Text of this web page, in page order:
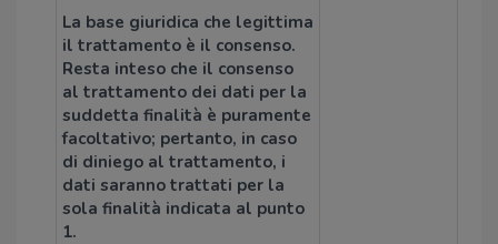
La base giuridica che legittima
il trattamento è il consenso.
Resta inteso che il consenso
al trattamento dei dati per la
suddetta finalità è puramente
facoltativo; pertanto, in caso
di diniego al trattamento, i
dati saranno trattati per la
sola finalità indicata al punto
1.